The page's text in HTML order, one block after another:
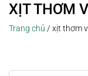
XỊT THƠM
Trang chủ / xịt thơm